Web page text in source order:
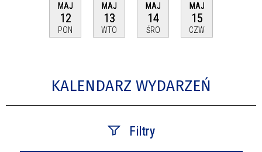
MAJ
12
PON
MAJ
13
WTO
MAJ
14
ŚRO
MAJ
15
CZW
KALENDARZ WYDARZEŃ
Filtry